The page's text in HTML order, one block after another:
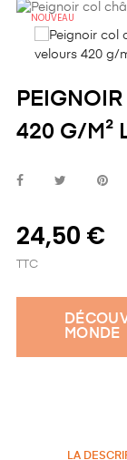
NOUVEAU
420 G/M²
24,50 €
TTC
MONDE
LA